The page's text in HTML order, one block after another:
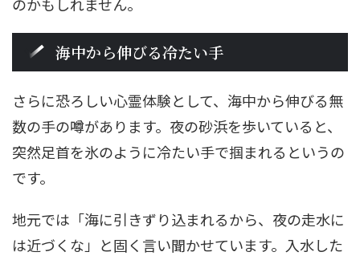
海中から伸びる冷たい手
さらに恐ろしい心霊体験として、海中から伸びる無
数の手の噂があります。夜の砂浜を歩いていると、
突然足首を氷のように冷たい手で掴まれるというの
です。
地元では「海に引きずり込まれるから、夜の走水に
は近づくな」と固く言い聞かせています。入水した